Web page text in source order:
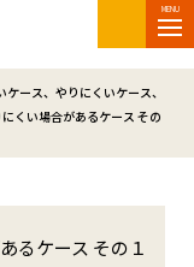
MENU
ース、やりにくいケース、
くい場合があるケース その
るケース その１